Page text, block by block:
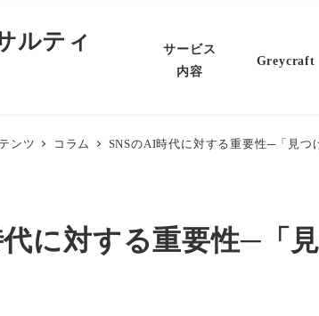
サービス
内容
Greycraft
ンツ コラム SNSのAI時代に対する重要性─「見つ
に対する重要性─「